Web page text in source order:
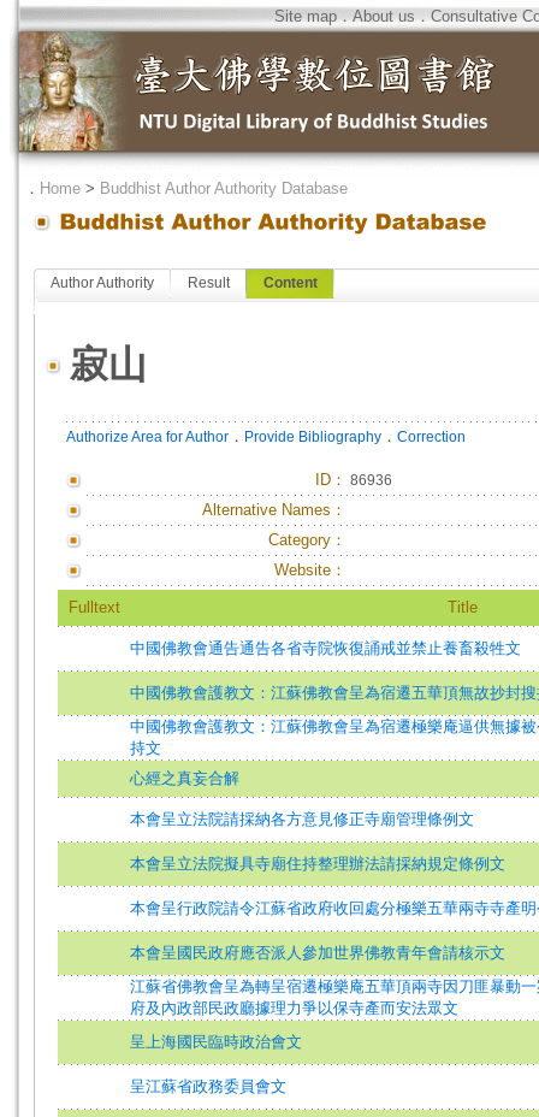
Site map．About us．Consultative
． Home > Buddhist Author Authority Database
Author Authority Result Content
寂山
Authorize Area for Author ． Provide Bibliography ． Correction
ID ： 86936
Alternative Names：
Category：
Website：
Fulltext Title
中國佛教會通告通告各省寺院恢復誦戒並禁止養畜殺牲文
中國佛教會護教文：江蘇佛教會呈為宿遷五華頂無故抄封
中國佛教會護教文：江蘇佛教會呈為宿遷極樂庵逼供無據
持文
心經之真妄合解
本會呈立法院請採納各方意見修正寺廟管理條例文
本會呈立法院擬具寺廟住持整理辦法請採納規定條例文
本會呈行政院請令江蘇省政府收回處分極樂五華兩寺寺產
本會呈國民政府應否派人參加世界佛教青年會請核示文
江蘇省佛教會呈為轉呈宿遷極樂庵五華頂兩寺因刀匪暴動
府及內政部民政廳據理力爭以保寺產而安法眾文
呈上海國民臨時政治會文
呈江蘇省政務委員會文